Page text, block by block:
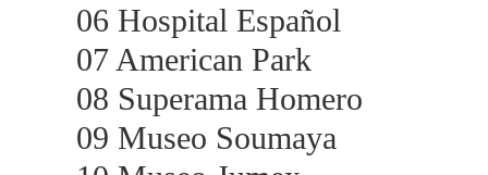
06 Hospital Español
07 American Park
08 Superama Homero
09 Museo Soumaya